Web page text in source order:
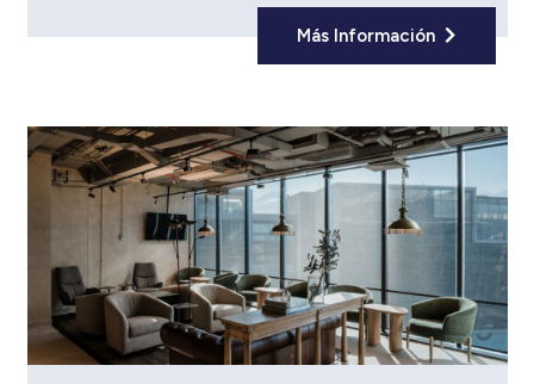
Más Información